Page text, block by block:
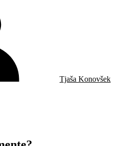
Tjaša Konovšek